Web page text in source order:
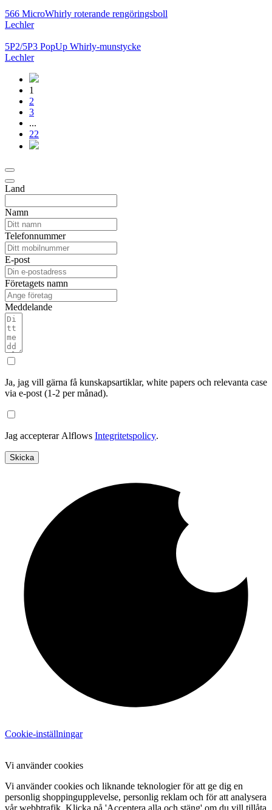
566 MicroWhirly roterande rengöringsboll
Lechler
5P2/5P3 PopUp Whirly-munstycke
Lechler
1
2
3
...
22
Land
Namn
Telefonnummer
E-post
Företagets namn
Meddelande
Ja, jag vill gärna få kunskapsartiklar, white papers och relevanta case
via e-post (1-2 per månad).
Jag accepterar Alflows Integritetspolicy.
Skicka
Cookie-inställningar
Vi använder cookies
Vi använder cookies och liknande teknologier för att ge dig en
personlig shoppingupplevelse, personlig reklam och för att analysera
vår webbtrafik. Klicka på 'Acceptera alla och stäng' om du vill tillåta